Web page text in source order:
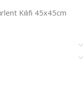
Kılıfı 45x45cm